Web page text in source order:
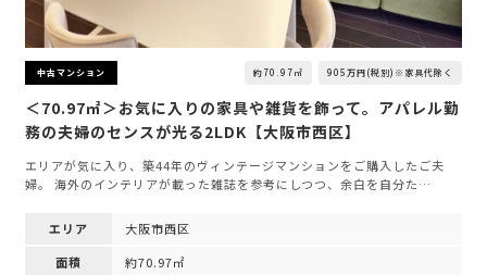
中古マンション 約70.97㎡ 905万円(税別)※家具代除く
＜70.97㎡＞お気に入りの家具や雑貨を飾って。アパレル勤
務の夫婦のセンスが光る2LDK【大阪市西区】
エリアが気に入り、築44年のヴィンテージマンションをご購入したご夫
婦。 海外のインテリアが載った雑誌を参考にしつつ、余白を自分た…
エリア
大阪市西区
面積
約70.97㎡